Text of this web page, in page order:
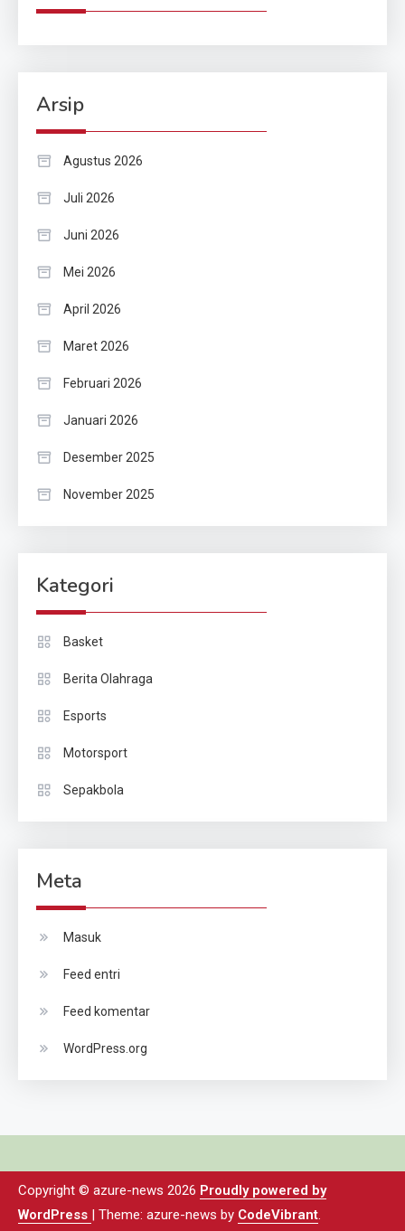
Arsip
Agustus 2026
Juli 2026
Juni 2026
Mei 2026
April 2026
Maret 2026
Februari 2026
Januari 2026
Desember 2025
November 2025
Kategori
Basket
Berita Olahraga
Esports
Motorsport
Sepakbola
Meta
Masuk
Feed entri
Feed komentar
WordPress.org
Copyright © azure-news 2026 Proudly powered by
WordPress | Theme: azure-news by CodeVibrant